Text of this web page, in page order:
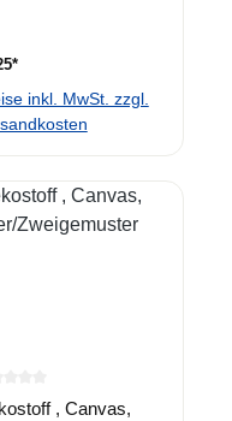
II
inkl. MwSt. zzgl.
0 von 5 SternenBewertung
, Canvas,